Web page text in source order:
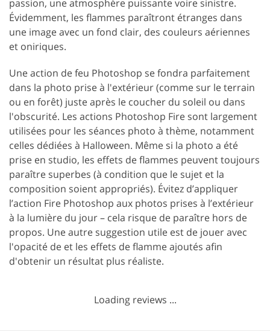
passion, une atmosphère puissante voire sinistre.
Évidemment, les flammes paraîtront étranges dans
une image avec un fond clair, des couleurs aériennes
et oniriques.
Une action de feu Photoshop se fondra parfaitement
dans la photo prise à l'extérieur (comme sur le terrain
ou en forêt) juste après le coucher du soleil ou dans
l'obscurité. Les actions Photoshop Fire sont largement
utilisées pour les séances photo à thème, notamment
celles dédiées à Halloween. Même si la photo a été
prise en studio, les effets de flammes peuvent toujours
paraître superbes (à condition que le sujet et la
composition soient appropriés). Évitez d’appliquer
l’action Fire Photoshop aux photos prises à l’extérieur
à la lumière du jour – cela risque de paraître hors de
propos. Une autre suggestion utile est de jouer avec
l'opacité de et les effets de flamme ajoutés afin
d'obtenir un résultat plus réaliste.
Loading reviews ...